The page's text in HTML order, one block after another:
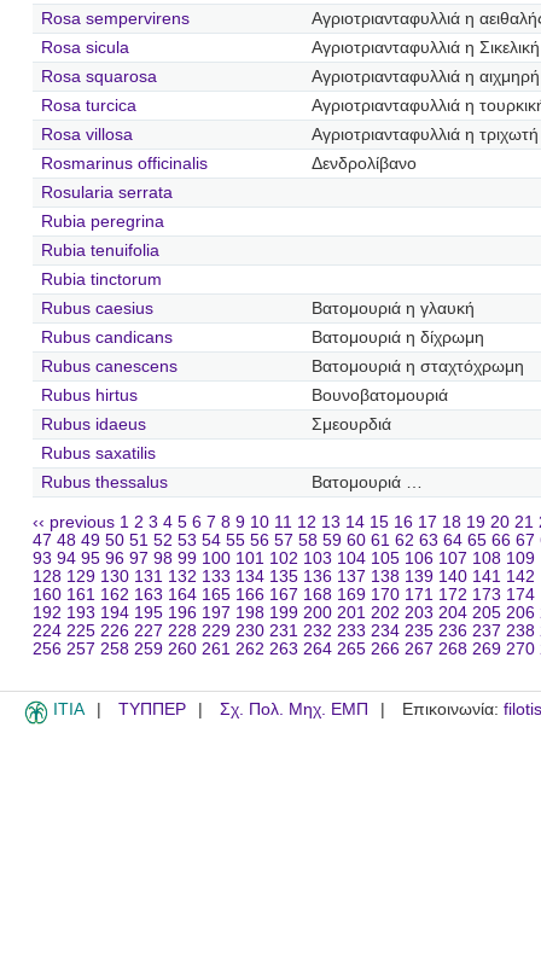
Rosa sempervirens
Αγριοτριανταφυλλιά η
Rosa sicula
Αγριοτριανταφυλλιά η Σικελική
Rosa squarosa
Αγριοτριανταφυλλιά η αιχμηρή
Rosa turcica
Αγριοτριανταφυλλιά η
Rosa villosa
Αγριοτριανταφυλλιά η τριχωτή
Rosmarinus officinalis
Δενδρολίβανο
Rosularia serrata
Rubia peregrina
Rubia tenuifolia
Rubia tinctorum
Rubus caesius
Βατομουριά η γλαυκή
Rubus candicans
Βατομουριά η δίχρωμη
Rubus canescens
Βατομουριά η σταχτόχρωμη
Rubus hirtus
Βουνοβατομουριά
Rubus idaeus
Σμεουρδιά
Rubus saxatilis
Rubus thessalus
Βατομουριά …
‹‹ previous 1 2 3 4 5 6 7 8 9 10 11 12 13 14 15 16 17 18 19 20 21
47 48 49 50 51 52 53 54 55 56 57 58 59 60 61 62 63 64 65 66 67
93 94 95 96 97 98 99 100 101 102 103 104 105 106 107 108 109
128 129 130 131 132 133 134 135 136 137 138 139 140 141 142
160 161 162 163 164 165 166 167 168 169 170 171 172 173 174
192 193 194 195 196 197 198 199 200 201 202 203 204 205 206
224 225 226 227 228 229 230 231 232 233 234 235 236 237 238
256 257 258 259 260 261 262 263 264 265 266 267 268 269 270
ITIA ΤΥΠΠΕΡ Σχ. Πολ. Μηχ. ΕΜΠ Επικοινωνία: